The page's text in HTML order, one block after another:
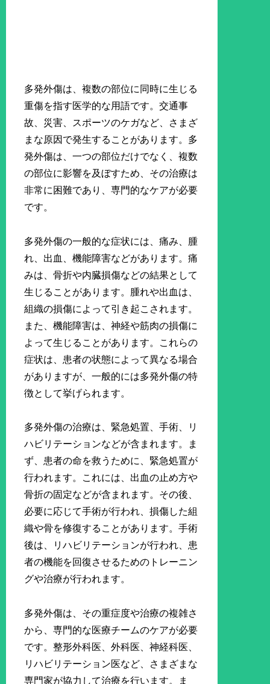
多発外傷は、複数の部位に同時に生じる
重傷を指す医学的な用語です。交通事
故、災害、スポーツのケガなど、さまざ
まな原因で発生することがあります。多
発外傷は、一つの部位だけでなく、複数
の部位に影響を及ぼすため、その治療は
非常に困難であり、専門的なケアが必要
です。
多発外傷の一般的な症状には、痛み、腫
れ、出血、機能障害などがあります。痛
みは、骨折や内臓損傷などの結果として
生じることがあります。腫れや出血は、
組織の損傷によって引き起こされます。
また、機能障害は、神経や筋肉の損傷に
よって生じることがあります。これらの
症状は、患者の状態によって異なる場合
がありますが、一般的には多発外傷の特
徴として挙げられます。
多発外傷の治療は、緊急処置、手術、リ
ハビリテーションなどが含まれます。ま
ず、患者の命を救うために、緊急処置が
行われます。これには、出血の止め方や
骨折の固定などが含まれます。その後、
必要に応じて手術が行われ、損傷した組
織や骨を修復することがあります。手術
後は、リハビリテーションが行われ、患
者の機能を回復させるためのトレーニン
グや治療が行われます。
多発外傷は、その重症度や治療の複雑さ
から、専門的な医療チームのケアが必要
です。整形外科医、外科医、神経科医、
リハビリテーション医など、さまざまな
専門家が協力して治療を行います。ま